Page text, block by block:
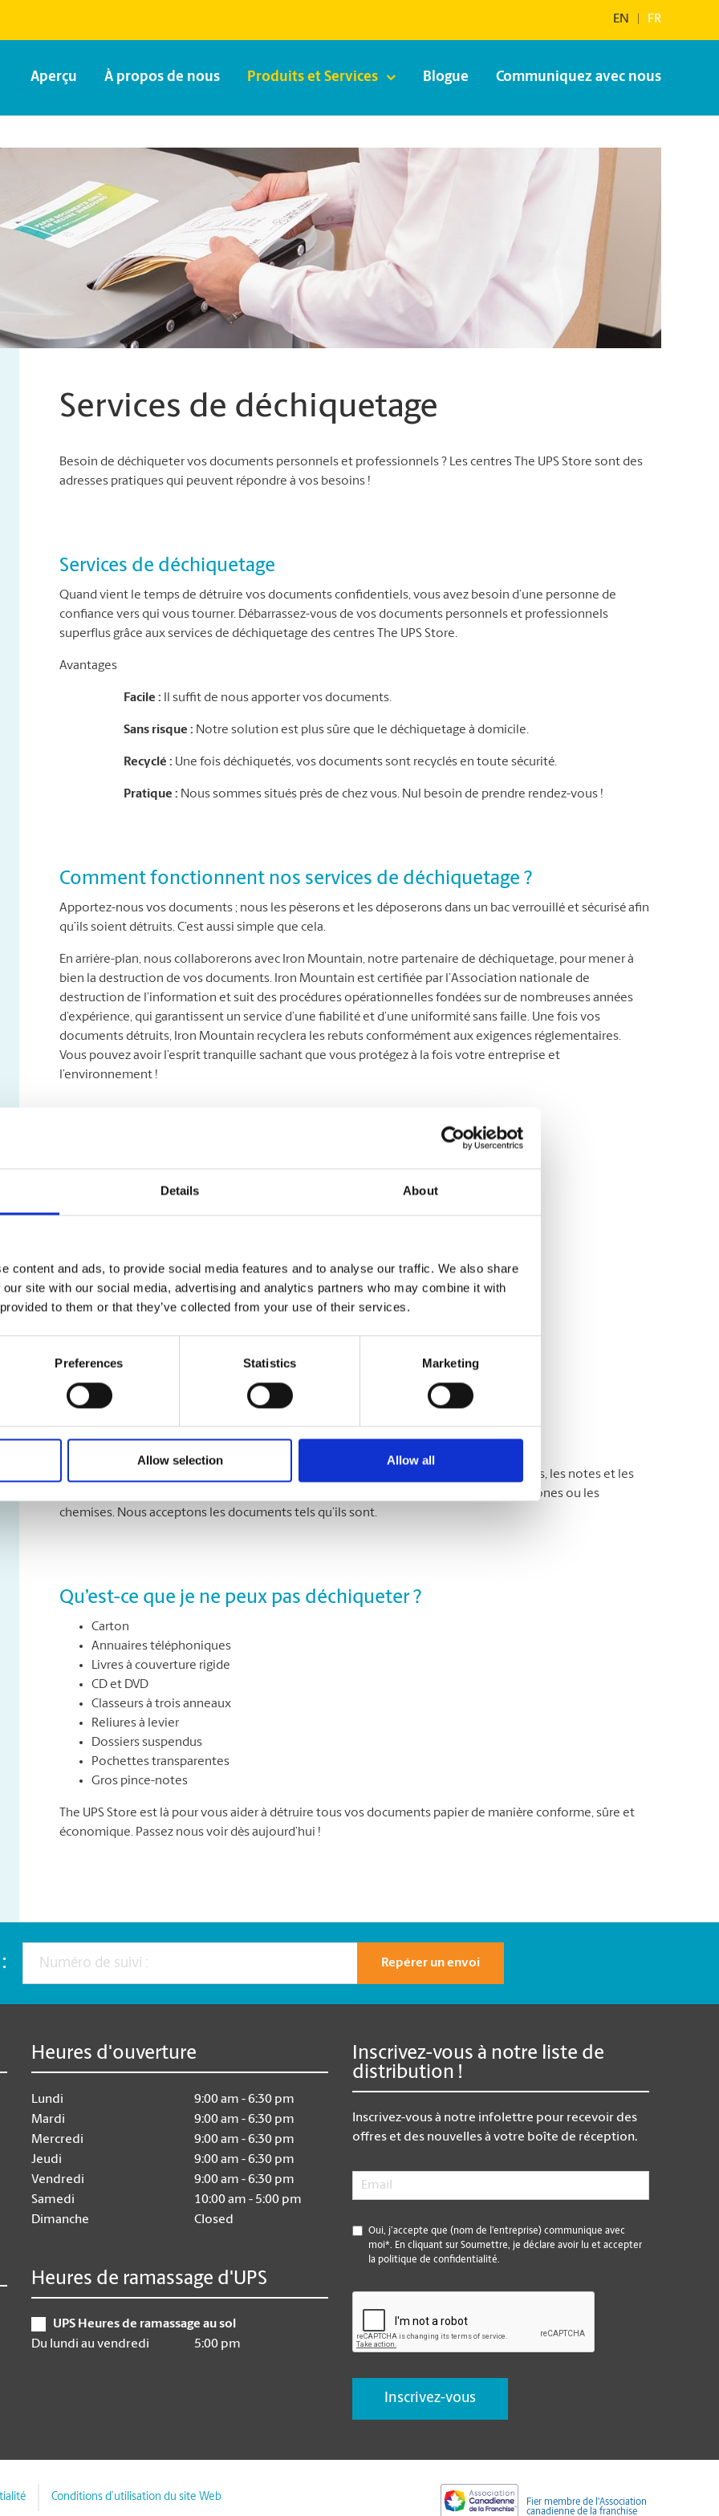
Details About
content and ads, to provide social media features and to analyse our traffic. We also share
site with our social media, advertising and analytics partners who may combine it with
to them or that they’ve collected from your use of their services.
Preferences Statistics Marketing
Allow selection Allow all
EN FR
Aperçu À propos de nous Produits et Services Blogue Communiquez avec nous
Services de déchiquetage
Besoin de déchiqueter vos documents personnels et professionnels ? Les centres The UPS Store sont des
adresses pratiques qui peuvent répondre à vos besoins !
Services de déchiquetage
Quand vient le temps de détruire vos documents confidentiels, vous avez besoin d’une personne de
confiance vers qui vous tourner. Débarrassez-vous de vos documents personnels et professionnels
superflus grâce aux services de déchiquetage des centres The UPS Store.
Avantages
Facile : Il suffit de nous apporter vos documents.
Sans risque : Notre solution est plus sûre que le déchiquetage à domicile.
Recyclé : Une fois déchiquetés, vos documents sont recyclés en toute sécurité.
Pratique : Nous sommes situés près de chez vous. Nul besoin de prendre rendez-vous !
Comment fonctionnent nos services de déchiquetage ?
Apportez-nous vos documents ; nous les pèserons et les déposerons dans un bac verrouillé et sécurisé afin
qu’ils soient détruits. C’est aussi simple que cela.
En arrière-plan, nous collaborerons avec Iron Mountain, notre partenaire de déchiquetage, pour mener à
bien la destruction de vos documents. Iron Mountain est certifiée par l’Association nationale de
destruction de l’information et suit des procédures opérationnelles fondées sur de nombreuses années
d’expérience, qui garantissent un service d’une fiabilité et d’une uniformité sans faille. Une fois vos
documents détruits, Iron Mountain recyclera les rebuts conformément aux exigences réglementaires.
Vous pouvez avoir l’esprit tranquille sachant que vous protégez à la fois votre entreprise et
l’environnement !
Que puis-je déchiqueter ?
Vous pouvez déchiqueter tous les types de papier, dont le papier d’impression, les reçus, les notes et les
sorties d’imprimante. Et vous n’avez pas à vous soucier de retirer les agrafes, les trombones ou les
chemises. Nous acceptons les documents tels qu’ils sont.
Qu’est-ce que je ne peux pas déchiqueter ?
Carton
Annuaires téléphoniques
Livres à couverture rigide
CD et DVD
Classeurs à trois anneaux
Reliures à levier
Dossiers suspendus
Pochettes transparentes
Gros pince-notes
The UPS Store est là pour vous aider à détruire tous vos documents papier de manière conforme, sûre et
économique. Passez nous voir dès aujourd’hui !
Repérer un envoi
Heures d'ouverture
Lundi
9:00 am - 6:30 pm
Mardi
9:00 am - 6:30 pm
Mercredi
9:00 am - 6:30 pm
Jeudi
9:00 am - 6:30 pm
Vendredi
9:00 am - 6:30 pm
Samedi
10:00 am - 5:00 pm
Dimanche
Closed
Heures de ramassage d'UPS
UPS Heures de ramassage au sol
Du lundi au vendredi
5:00 pm
Inscrivez-vous à notre liste de
distribution !
Inscrivez-vous à notre infolettre pour recevoir des
offres et des nouvelles à votre boîte de réception.
Email
* Oui, j’accepte que (nom de l’entreprise) communique avec
moi*. En cliquant sur Soumettre, je déclare avoir lu et accepter
la politique de confidentialité.
Conditions d’utilisation du site Web
Fier membre de l'Association
canadienne de la franchise